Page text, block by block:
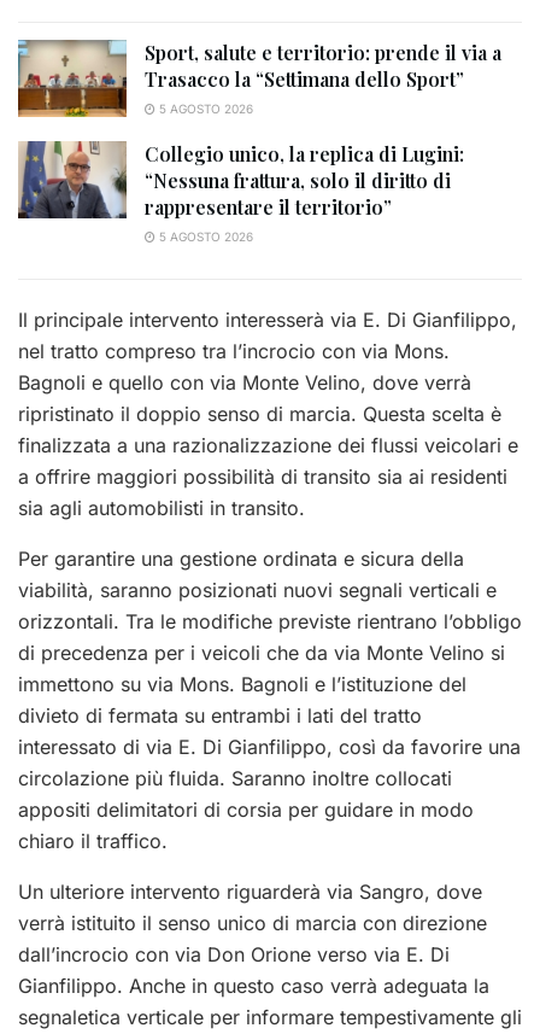
Sport, salute e territorio: prende il via a
Trasacco la “Settimana dello Sport”
5 AGOSTO 2026
Collegio unico, la replica di Lugini:
“Nessuna frattura, solo il diritto di
rappresentare il territorio”
5 AGOSTO 2026
Il principale intervento interesserà via E. Di Gianfilippo,
nel tratto compreso tra l’incrocio con via Mons.
Bagnoli e quello con via Monte Velino, dove verrà
ripristinato il doppio senso di marcia. Questa scelta è
finalizzata a una razionalizzazione dei flussi veicolari e
a offrire maggiori possibilità di transito sia ai residenti
sia agli automobilisti in transito.
Per garantire una gestione ordinata e sicura della
viabilità, saranno posizionati nuovi segnali verticali e
orizzontali. Tra le modifiche previste rientrano l’obbligo
di precedenza per i veicoli che da via Monte Velino si
immettono su via Mons. Bagnoli e l’istituzione del
divieto di fermata su entrambi i lati del tratto
interessato di via E. Di Gianfilippo, così da favorire una
circolazione più fluida. Saranno inoltre collocati
appositi delimitatori di corsia per guidare in modo
chiaro il traffico.
Un ulteriore intervento riguarderà via Sangro, dove
verrà istituito il senso unico di marcia con direzione
dall’incrocio con via Don Orione verso via E. Di
Gianfilippo. Anche in questo caso verrà adeguata la
segnaletica verticale per informare tempestivamente gli